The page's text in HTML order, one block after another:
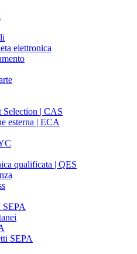
elettronica
Selection | CAS
esterna | ECA
qualificata | QES
SEPA